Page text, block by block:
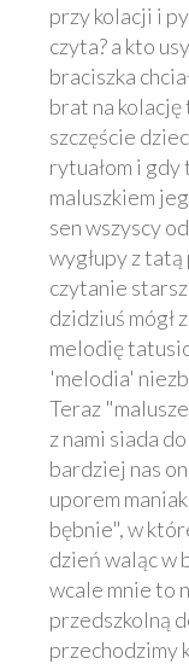
przy kolacji i
czyta? a kto
braciszka
brat na kolację
szczęście
rytuałom i
maluszkiem
sen wszyscy
wygłupy z
czytanie
dzidziuś mógł
melodię
'melodia'
Teraz
z nami siada
bardziej nas
uporem
bębnie", w
dzień waląc w
wcale mnie to
przedszkolną
przechodzimy